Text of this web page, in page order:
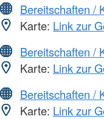
Bereitschaften /
Karte: Link zur
Bereitschaften /
Karte: Link zur
Bereitschaften /
Karte: Link zur